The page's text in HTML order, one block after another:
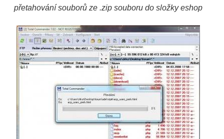
přetahování souborů ze .zip souboru do složky eshop